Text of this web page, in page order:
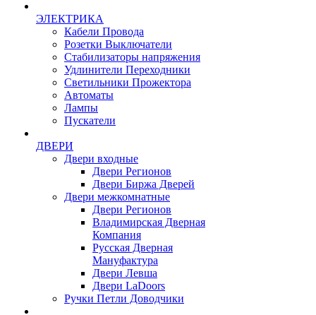
ЭЛЕКТРИКА
Кабели Провода
Розетки Выключатели
Стабилизаторы напряжения
Удлинители Переходники
Светильники Прожектора
Автоматы
Лампы
Пускатели
ДВЕРИ
Двери входные
Двери Регионов
Двери Биржа Дверей
Двери межкомнатные
Двери Регионов
Владимирская Дверная
Компания
Русская Дверная
Мануфактура
Двери Левша
Двери LaDoors
Ручки Петли Доводчики